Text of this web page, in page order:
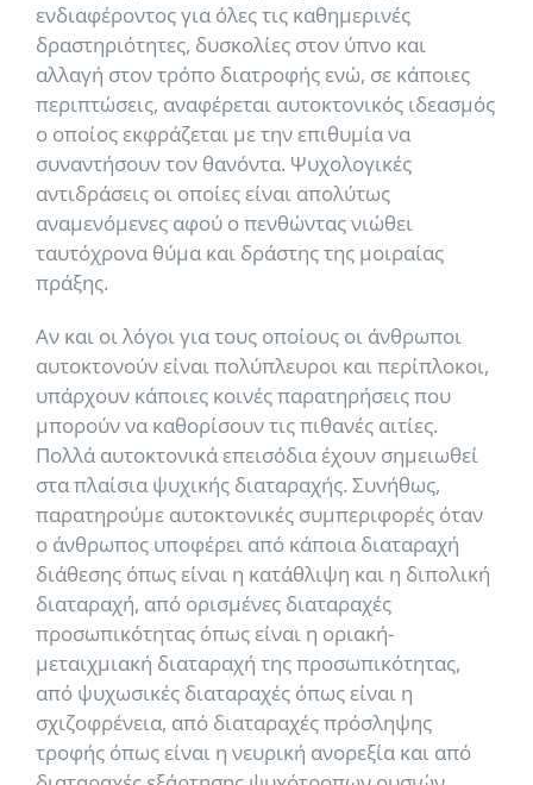
ενδιαφέροντος για όλες τις καθημερινές
δραστηριότητες, δυσκολίες στον ύπνο και
αλλαγή στον τρόπο διατροφής ενώ, σε κάποιες
περιπτώσεις, αναφέρεται αυτοκτονικός ιδεασμός
ο οποίος εκφράζεται με την επιθυμία να
συναντήσουν τον θανόντα. Ψυχολογικές
αντιδράσεις οι οποίες είναι απολύτως
αναμενόμενες αφού ο πενθώντας νιώθει
ταυτόχρονα θύμα και δράστης της μοιραίας
πράξης.
Αν και οι λόγοι για τους οποίους οι άνθρωποι
αυτοκτονούν είναι πολύπλευροι και περίπλοκοι,
υπάρχουν κάποιες κοινές παρατηρήσεις που
μπορούν να καθορίσουν τις πιθανές αιτίες.
Πολλά αυτοκτονικά επεισόδια έχουν σημειωθεί
στα πλαίσια ψυχικής διαταραχής. Συνήθως,
παρατηρούμε αυτοκτονικές συμπεριφορές όταν
ο άνθρωπος υποφέρει από κάποια διαταραχή
διάθεσης όπως είναι η κατάθλιψη και η διπολική
διαταραχή, από ορισμένες διαταραχές
προσωπικότητας όπως είναι η οριακή-
μεταιχμιακή διαταραχή της προσωπικότητας,
από ψυχωσικές διαταραχές όπως είναι η
σχιζοφρένεια, από διαταραχές πρόσληψης
τροφής όπως είναι η νευρική ανορεξία και από